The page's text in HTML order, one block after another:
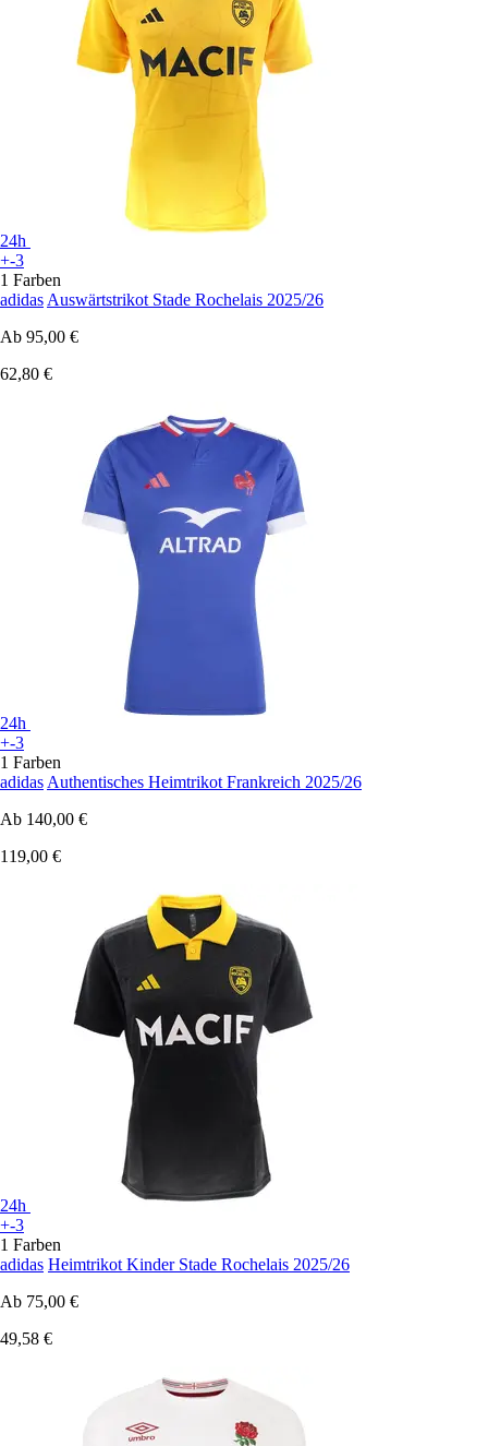
24h
+-3
1 Farben
adidas Auswärtstrikot Stade Rochelais 2025/26
Ab 95,00 €
62,80 €
24h
+-3
1 Farben
adidas Authentisches Heimtrikot Frankreich 2025/26
Ab 140,00 €
119,00 €
24h
+-3
1 Farben
adidas Heimtrikot Kinder Stade Rochelais 2025/26
Ab 75,00 €
49,58 €